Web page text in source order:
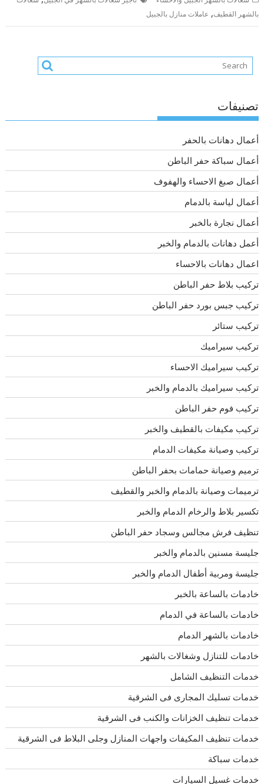
بالشهر القطيف, عاملات منازل بالجبيل
تصنيفات
أعمال دهانات بالحفر
أعمال سباكة حفر الباطن
أعمال صبغ الاحساء والهفوف
أعمال لياسة بالدمام
أعمال نجارة بالخبر
أعمل دهانات بالدمام والخبر
اعمال دهانات بالاحساء
تركيب بلاط حفر الباطن
تركيب جبس بورد حفر الباطن
تركيب ستائر
تركيب سيراميك
تركيب سيراميك الاحساء
تركيب سيراميك بالدمام والخبر
تركيب فوم حفر الباطن
تركيب مكيفات بالقطيف والخبر
تركيب وصيانة مكيفات الدمام
ترميم وصيانة حمامات بحفر الباطن
ترميمات وصيانة بالدمام والخبر والقطيف
تكسير بلاط والرخام الدمام والخبر
تنظيف فرش مجالس وسجاد حفر الباطن
جليسة مسنين بالدمام والخبر
جليسة ومربية أطفال الدمام والخبر
خادمات بالساعة بالخبر
خادمات بالساعة في الدمام
خادمات بالشهر الدمام
خادمات للتنازل وشغالات بالشهر
خدمات التنظيف الشامل
خدمات تسليك المجارى فى الشرقية
خدمات تنظيف الخزانات والكنب فى الشرقية
خدمات تنظيف المكيفات واجهات المنازل وجلى البلاط فى الشرقية
خدمات سباكة
خدمات غسيل السيارات